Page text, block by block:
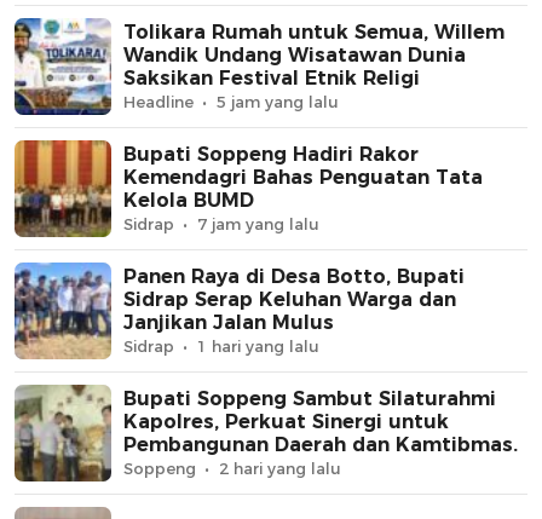
Tolikara Rumah untuk Semua, Willem
Wandik Undang Wisatawan Dunia
Saksikan Festival Etnik Religi
Headline 5 jam yang lalu
Bupati Soppeng Hadiri Rakor
Kemendagri Bahas Penguatan Tata
Kelola BUMD
Sidrap 7 jam yang lalu
Panen Raya di Desa Botto, Bupati
Sidrap Serap Keluhan Warga dan
Janjikan Jalan Mulus
Sidrap 1 hari yang lalu
Bupati Soppeng Sambut Silaturahmi
Kapolres, Perkuat Sinergi untuk
Pembangunan Daerah dan Kamtibmas.
Soppeng 2 hari yang lalu